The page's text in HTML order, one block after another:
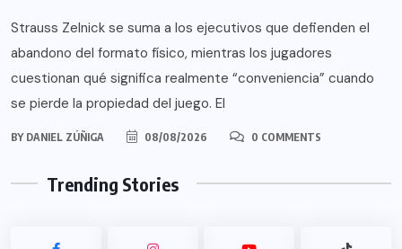
Strauss Zelnick se suma a los ejecutivos que defienden el
abandono del formato físico, mientras los jugadores
cuestionan qué significa realmente “conveniencia” cuando
se pierde la propiedad del juego. El
BY DANIEL ZÚÑIGA 08/08/2026 0 COMMENTS
Trending Stories